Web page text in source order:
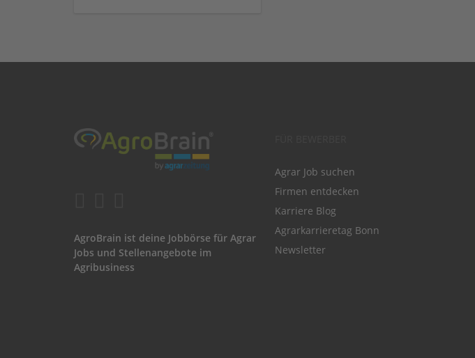
AgroBrain ist deine Jobbörse für Agrar
Jobs und Stellenangebote im
Agribusiness
Agrar Job suchen
Firmen entdecken
Karriere Blog
Agrarkarrieretag Bonn
Newsletter